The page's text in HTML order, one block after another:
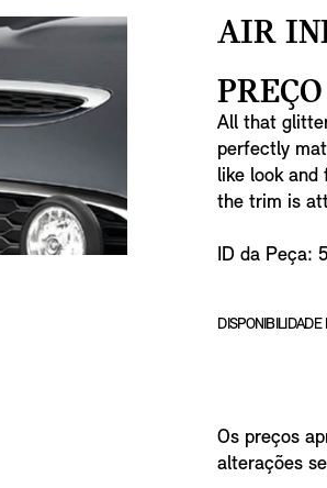
AIR
All that
perfectly
like look
the trim is
ID da Peça:
Os preços
alterações